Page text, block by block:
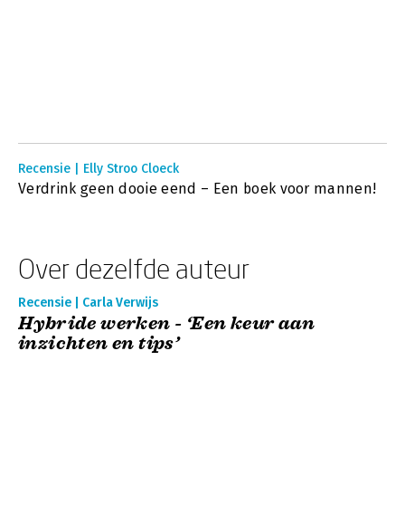
Recensie | Elly Stroo Cloeck
Verdrink geen dooie eend – Een boek voor mannen!
Over dezelfde auteur
Recensie | Carla Verwijs
Hybride werken - ‘Een keur aan
inzichten en tips’